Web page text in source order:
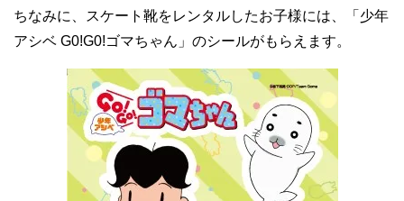
ちなみに、スケート靴をレンタルしたお子様には、「少年
アシベ G0!G0!ゴマちゃん」のシールがもらえます。